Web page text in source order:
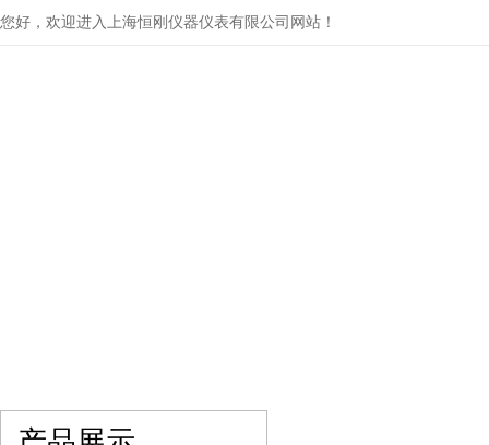
您好，欢迎进入上海恒刚仪器仪表有限公司网站！